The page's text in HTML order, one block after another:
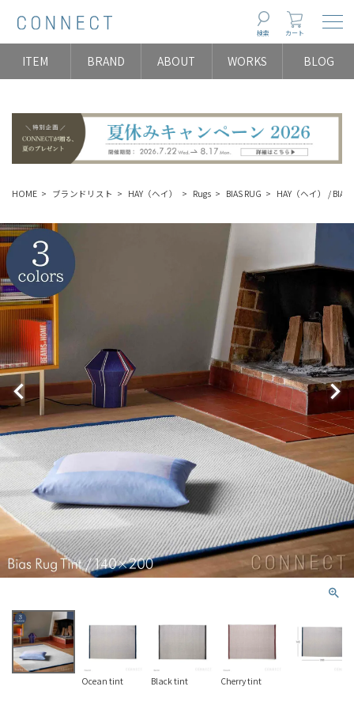
検索 カート
ITEM BRAND ABOUT WORKS BLOG
HOME ブランドリスト HAY（ヘイ） Rugs BIAS RUG HAY（ヘイ） /
Ocean tint Black tint Cherry tint